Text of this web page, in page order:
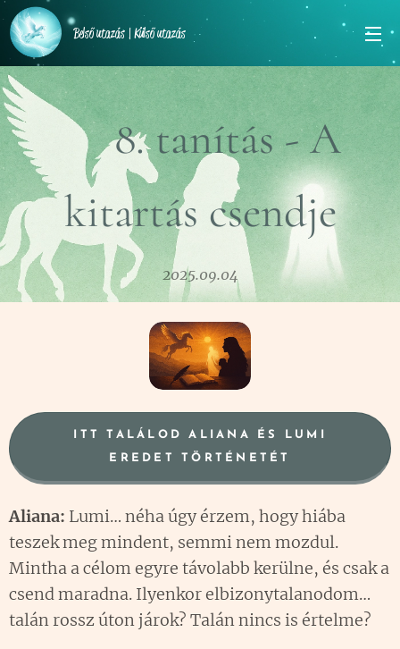
Belső utazás | Külső utazás
⏳8. tanítás - A
kitartás csendje
2025.09.04
ITT TALÁLOD ALIANA ÉS LUMI
EREDET TÖRTÉNETÉT
Aliana: Lumi… néha úgy érzem, hogy hiába
teszek meg mindent, semmi nem mozdul.
Mintha a célom egyre távolabb kerülne, és csak a
csend maradna. Ilyenkor elbizonytalanodom…
talán rossz úton járok? Talán nincs is értelme?